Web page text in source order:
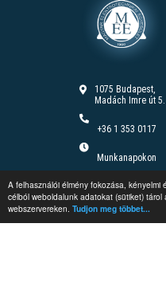
A felhasználói élmény fokozása, kényelmi
célból weboldalunk adatokat (sütiket) tárol
webszervereken. Tudjon meg többet...
1075 Budapest,
Madách Imre út
+36 1 353 0117
Munkanapokon
Felnőttképzési
Felnőttképzési